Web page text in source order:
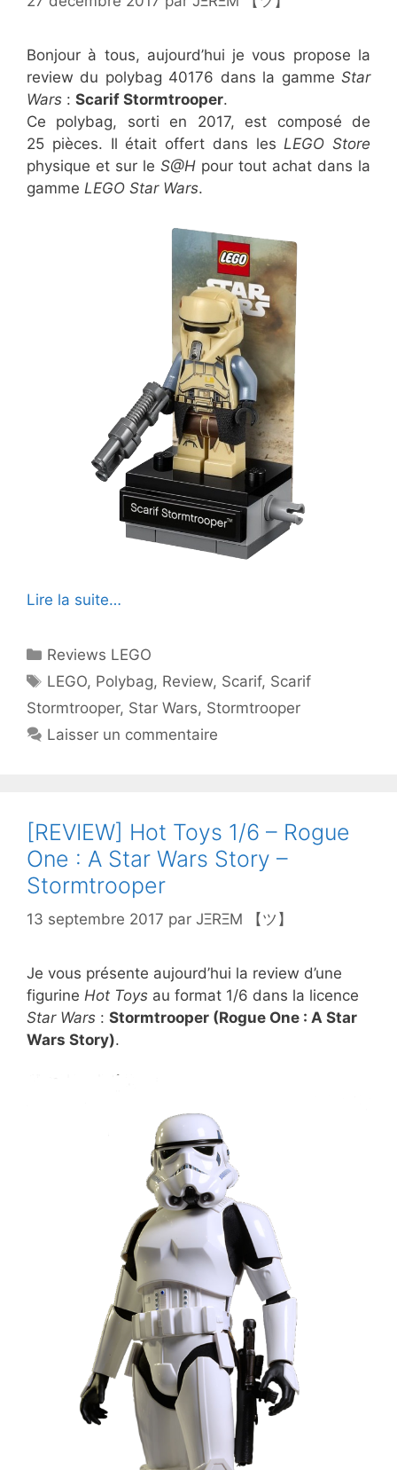
Bonjour à tous, aujourd’hui je vous propose la
review du polybag 40176 dans la gamme Star
Wars : Scarif Stormtrooper.
Ce polybag, sorti en 2017, est composé de
25 pièces. Il était offert dans les LEGO Store
physique et sur le S@H pour tout achat dans la
gamme LEGO Star Wars.
Lire la suite…
Catégories
Reviews LEGO
Étiquettes
LEGO, Polybag, Review, Scarif, Scarif
Stormtrooper, Star Wars, Stormtrooper
Laisser un commentaire
[REVIEW] Hot Toys 1/6 – Rogue
One : A Star Wars Story –
Stormtrooper
13 septembre 2017 par JΞRΞM 【ツ】
Je vous présente aujourd’hui la review d’une
figurine Hot Toys au format 1/6 dans la licence
Star Wars : Stormtrooper (Rogue One : A Star
Wars Story).